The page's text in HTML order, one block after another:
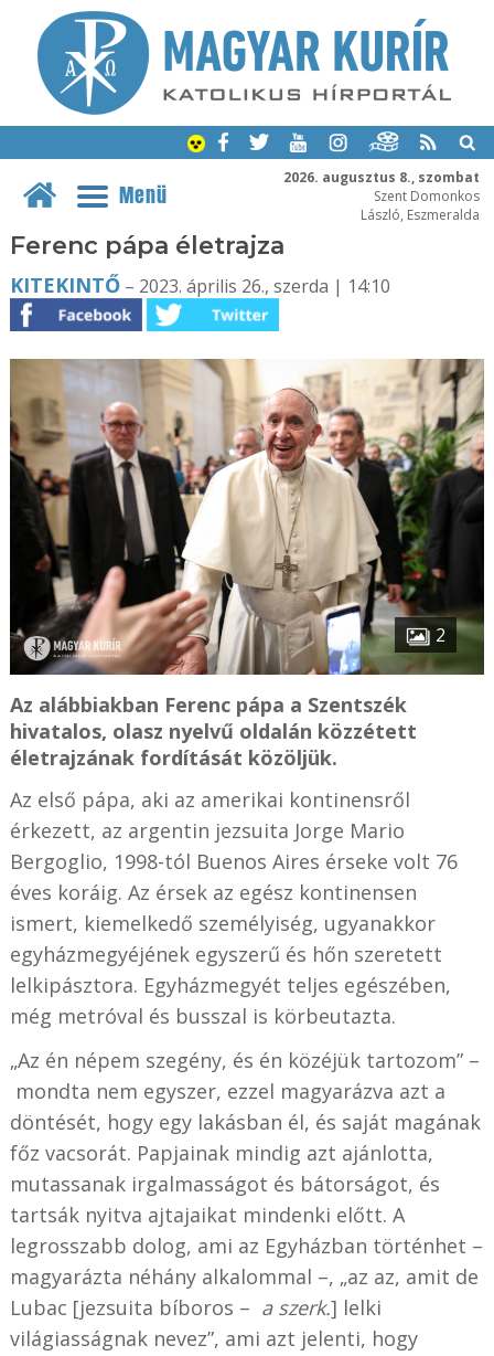
2026. augusztus 8., szombat
Szent Domonkos
László, Eszmeralda
Menü
Ferenc pápa életrajza
KITEKINTŐ– 2023. április 26., szerda | 14:10
2
Az alábbiakban Ferenc pápa a Szentszék
hivatalos, olasz nyelvű oldalán közzétett
életrajzának fordítását közöljük.
Az első pápa, aki az amerikai kontinensről
érkezett, az argentin jezsuita Jorge Mario
Bergoglio, 1998-tól Buenos Aires érseke volt 76
éves koráig. Az érsek az egész kontinensen
ismert, kiemelkedő személyiség, ugyanakkor
egyházmegyéjének egyszerű és hőn szeretett
lelkipásztora. Egyházmegyét teljes egészében,
még metróval és busszal is körbeutazta.
„Az én népem szegény, és én közéjük tartozom” –
mondta nem egyszer, ezzel magyarázva azt a
döntését, hogy egy lakásban él, és saját magának
főz vacsorát. Papjainak mindig azt ajánlotta,
mutassanak irgalmasságot és bátorságot, és
tartsák nyitva ajtajaikat mindenki előtt. A
legrosszabb dolog, ami az Egyházban történhet –
magyarázta néhány alkalommal –, „az az, amit de
Lubac [jezsuita bíboros – a szerk.] lelki
világiasságnak nevez”, ami azt jelenti, hogy